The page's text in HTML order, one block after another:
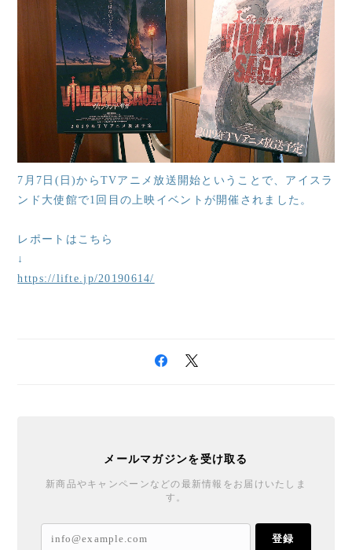
7月7日(日)からTVアニメ放送開始ということで、アイスラ
ンド大使館で1回目の上映イベントが開催されました。
レポートはこちら
↓
https://lifte.jp/20190614/
メールマガジンを受け取る
新商品やキャンペーンなどの最新情報をお届けいたしま
す。
登録